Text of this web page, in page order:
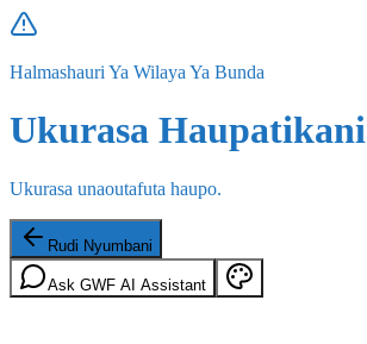
Halmashauri Ya Wilaya Ya Bunda
Ukurasa Haupatikani
Ukurasa unaoutafuta haupo.
Rudi Nyumbani
Ask GWF AI Assistant